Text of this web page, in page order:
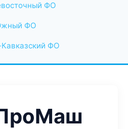
ФО
ФО
ФО